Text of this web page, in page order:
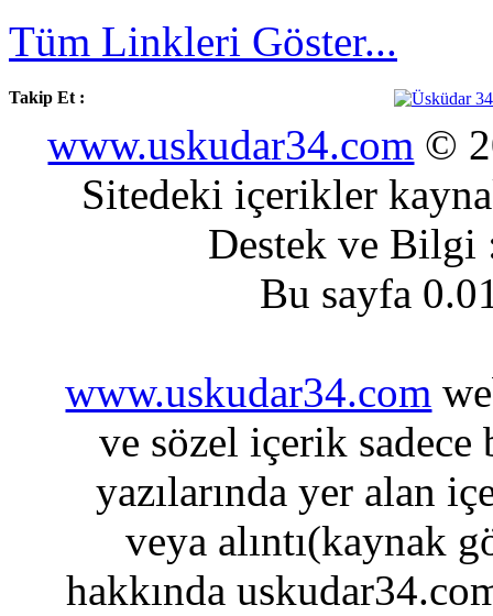
Tüm Linkleri Göster...
Takip Et :
www.uskudar34.com ©
Sitedeki içerikler
Destek ve
Bu sayfa
www.uskudar34.com
ve sözel içerik sadece
yazılarında yer alan
veya alıntı(kaynak
hakkında